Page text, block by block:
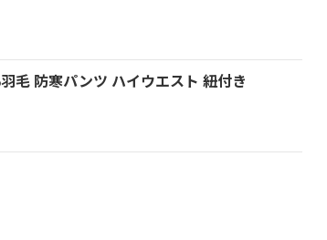
毛 防寒パンツ ハイウエスト 紐付き